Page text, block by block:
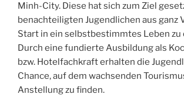
Minh-City. Diese hat sich zum Ziel
benachteiligten Jugendlichen aus ganz
Start in ein selbstbestimmtes Leben zu
Durch eine fundierte Ausbildung als
bzw. Hotelfachkraft erhalten die
Chance, auf dem wachsenden
Anstellung zu finden.